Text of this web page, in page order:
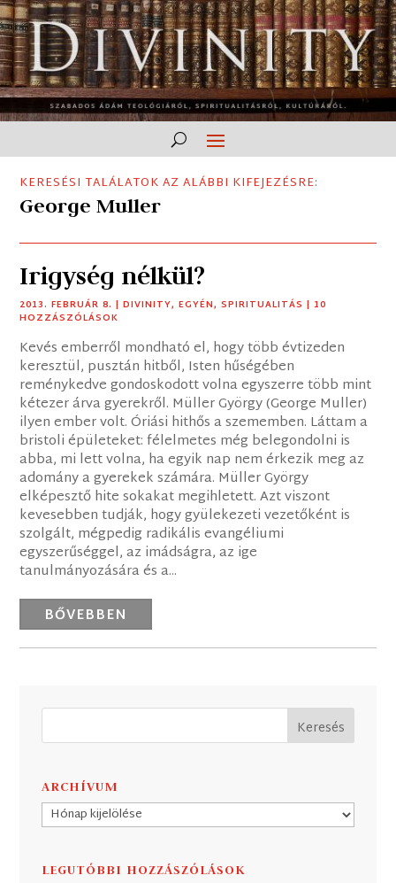
KERESÉSI TALÁLATOK AZ ALÁBBI KIFEJEZÉSRE:
George Muller
Irigység nélkül?
2013. FEBRUÁR 8. |DIVINITY,EGYÉN,SPIRITUALITÁS | 10
HOZZÁSZÓLÁSOK
Kevés emberről mondható el, hogy több évtizeden
keresztül, pusztán hitből, Isten hűségében
reménykedve gondoskodott volna egyszerre több mint
kétezer árva gyerekről. Müller György (George Muller)
ilyen ember volt. Óriási hithős a szememben. Láttam a
bristoli épületeket: félelmetes még belegondolni is
abba, mi lett volna, ha egyik nap nem érkezik meg az
adomány a gyerekek számára. Müller György
elképesztő hite sokakat megihletett. Azt viszont
kevesebben tudják, hogy gyülekezeti vezetőként is
szolgált, mégpedig radikális evangéliumi
egyszerűséggel, az imádságra, az ige
tanulmányozására és a...
BŐVEBBEN
ARCHÍVUM
Archívum
LEGUTÓBBI HOZZÁSZÓLÁSOK